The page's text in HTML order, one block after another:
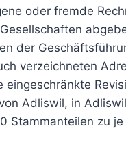
oder fremde
der
verzeichneten
Adliswil, in
Stammanteilen zu je